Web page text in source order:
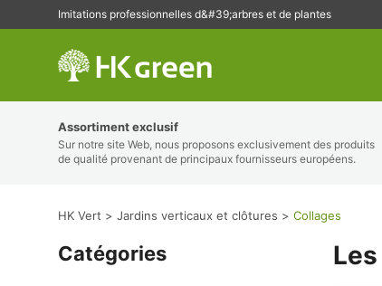
Imitations professionnelles d&#39;arbres et de plantes
HK Vert Jardins verticaux et clôtures Collages
Catégories
Assortiment exclusif
Sur notre site Web, nous proposons exclusivement des produits
de qualité provenant de principaux fournisseurs européens.